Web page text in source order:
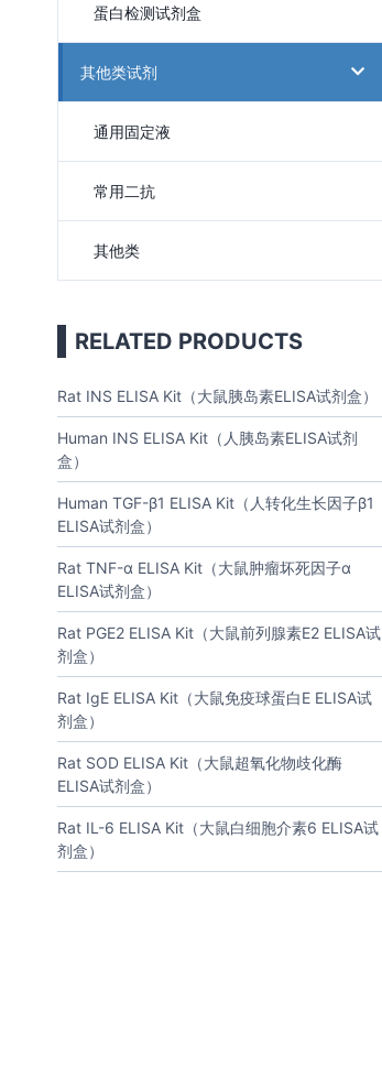
蛋白检测试剂盒
其他类试剂
通用固定液
常用二抗
其他类
RELATED PRODUCTS
Rat INS ELISA Kit（大鼠胰岛素ELISA试剂盒）
Human INS ELISA Kit（人胰岛素ELISA试剂
盒）
Human TGF-β1 ELISA Kit（人转化生长因子β1
ELISA试剂盒）
Rat TNF-α ELISA Kit（大鼠肿瘤坏死因子α
ELISA试剂盒）
Rat PGE2 ELISA Kit（大鼠前列腺素E2 ELISA试
剂盒）
Rat IgE ELISA Kit（大鼠免疫球蛋白E ELISA试
剂盒）
Rat SOD ELISA Kit（大鼠超氧化物歧化酶
ELISA试剂盒）
Rat IL-6 ELISA Kit（大鼠白细胞介素6 ELISA试
剂盒）